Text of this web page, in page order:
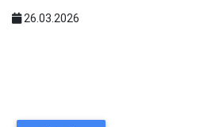
26.03.2026